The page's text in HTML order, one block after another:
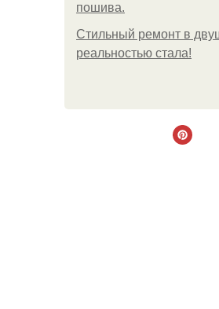
пошива.
Стильный ремонт в
реальностью стала!